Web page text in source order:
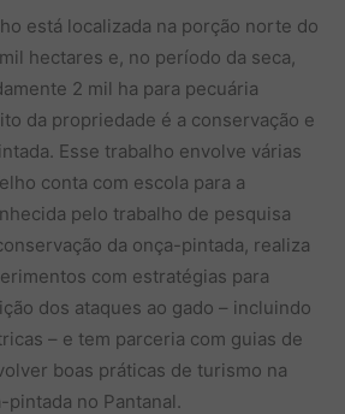
está localizada na porção norte do
hectares e, no período da seca,
2 mil ha para pecuária
da propriedade é a conservação e
Esse trabalho envolve várias
conta com escola para a
pelo trabalho de pesquisa
da onça-pintada, realiza
com estratégias para
dos ataques ao gado – incluindo
– e tem parceria com guias de
boas práticas de turismo na
no Pantanal.